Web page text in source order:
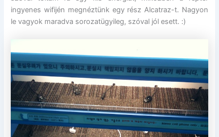
ingyenes wifijén megnéztünk egy rész Alcatraz-t. Nagyon
le vagyok maradva sorozatügyileg, szóval jól esett. :)